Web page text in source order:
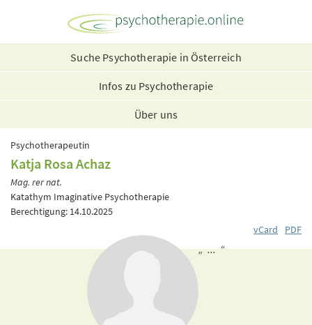
Suche Psychotherapie in Österreich
Infos zu Psychotherapie
Über uns
Psychotherapeutin
Katja Rosa Achaz
Mag. rer nat.
Katathym Imaginative Psychotherapie
Berechtigung: 14.10.2025
vCard
PDF
„ ... “